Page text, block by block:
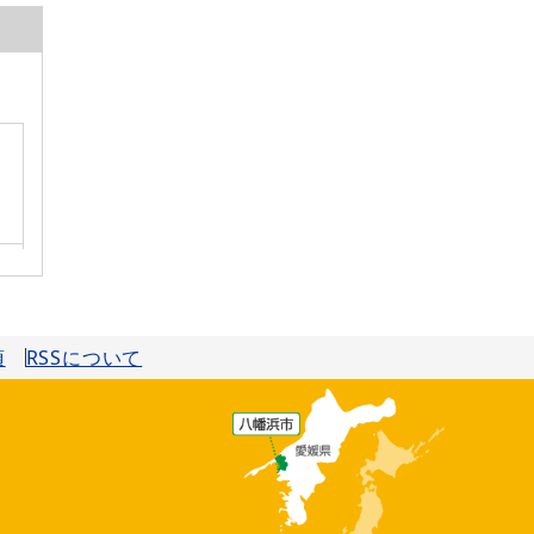
RSSについて